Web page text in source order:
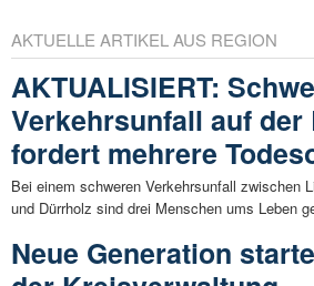
AKTUELLE ARTIKEL AUS REGION
AKTUALISIERT:
Verkehrsunfall auf der
fordert mehrere
Bei einem schweren Verkehrsunfall zwischen
und Dürrholz sind drei Menschen ums Leben
Neue Generation